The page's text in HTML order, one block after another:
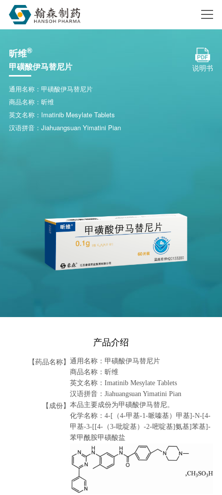
昕维®
甲磺酸伊马替尼片 说明书
通用名称：甲磺酸伊马替尼片
商品名称：昕维
英文名称：Imatinib Mesylate Tablets
汉语拼音：Jiahuangsuan Yimatini Pian
产品介绍
【药品名称】 通用名称：甲磺酸伊马替尼片
商品名称：昕维
英文名称：Imatinib Mesylate Tablets
汉语拼音：Jiahuangsuan Yimatini Pian
【成份】 本品主要成份为甲磺酸伊马替尼。
化学名称：4-[（4-甲基-1-哌嗪基）甲基]-N-[4-
甲基-3-[[4-（3-吡啶基）-2-嘧啶基]氨基]苯基]-
苯甲酰胺甲磺酸盐